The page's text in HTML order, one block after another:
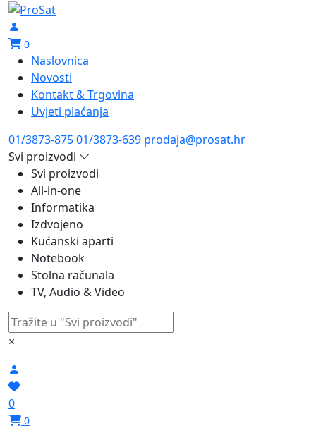
0
Naslovnica
Novosti
Kontakt & Trgovina
Uvjeti plaćanja
01/3873-87501/3873-639 prodaja@prosat.hr
Svi proizvodi
Svi proizvodi
All-in-one
Informatika
Izdvojeno
Kućanski aparti
Notebook
Stolna računala
TV, Audio & Video
×
0
0